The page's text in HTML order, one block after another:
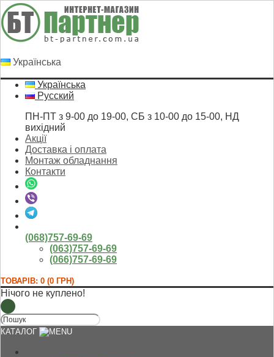
Українська
Українська
Русский
ПН-ПТ з 9-00 до 19-00, СБ з 10-00 до 15-00, НД
вихідний
Акції
Доставка і оплата
Монтаж обладнання
Контакти
(068)757-69-69
(063)757-69-69
(066)757-69-69
ТОВАРІВ: 0 (0 ГРН)
Нічого не куплено!
КАТАЛОГ